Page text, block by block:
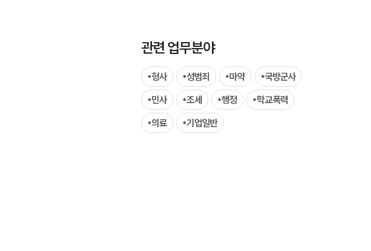
기업의뢰인을 위한 장점
업무협력·법률자문 기업
오시는 길
글로벌 파트너 로펌
고객의 소리
관련 업무분야
형사 성범죄 마약
국방군사
민사
조세 행정
학교폭력
의료
기업일반